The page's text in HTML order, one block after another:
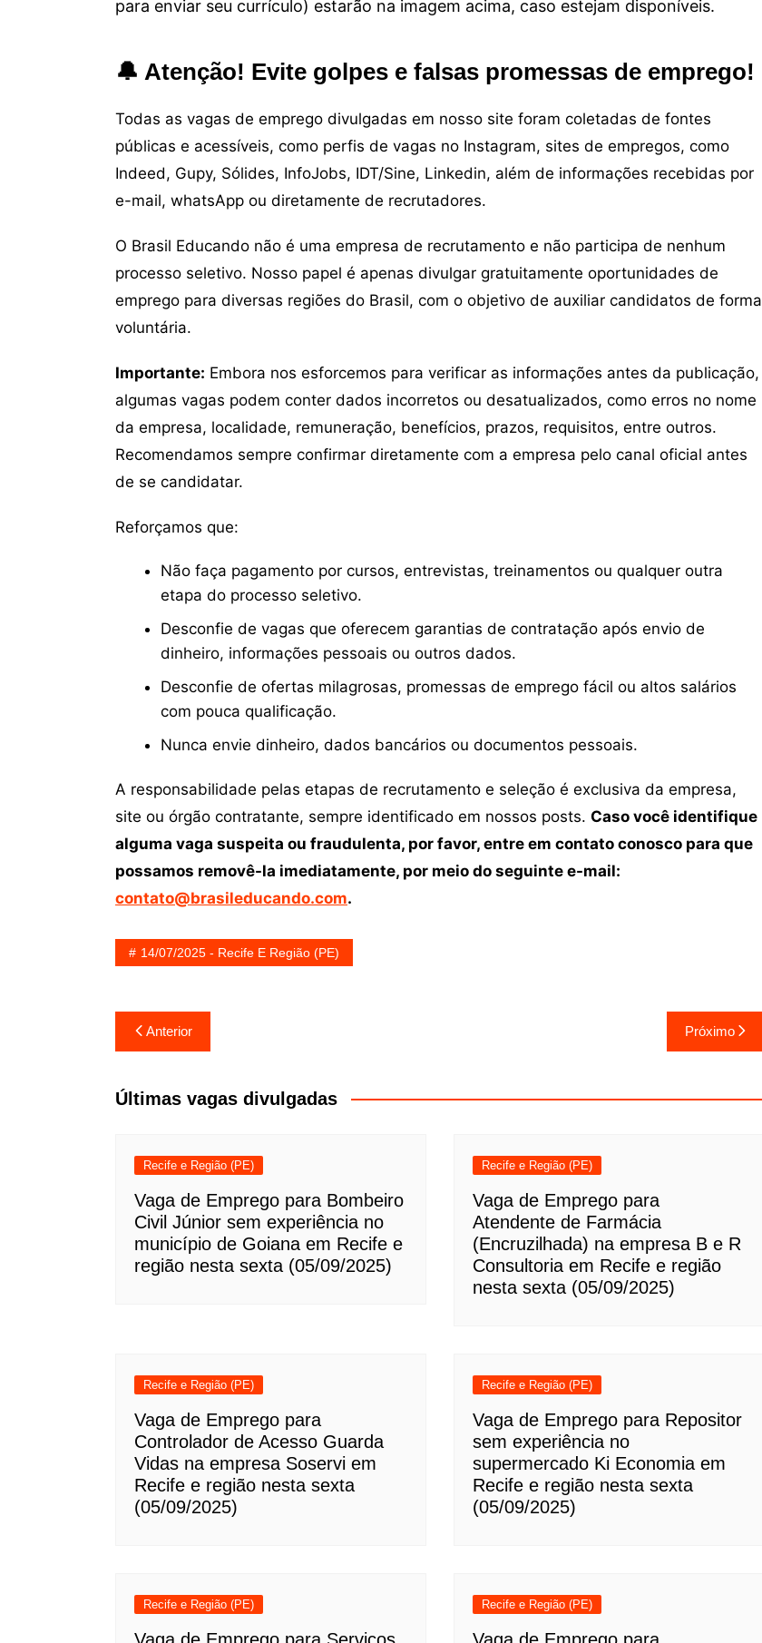
para enviar seu currículo) estarão na imagem acima, caso estejam disponíveis.
🔔 Atenção! Evite golpes e falsas promessas de emprego!
Todas as vagas de emprego divulgadas em nosso site foram coletadas de fontes
públicas e acessíveis, como perfis de vagas no Instagram, sites de empregos, como
Indeed, Gupy, Sólides, InfoJobs, IDT/Sine, Linkedin, além de informações recebidas por
e-mail, whatsApp ou diretamente de recrutadores.
O Brasil Educando não é uma empresa de recrutamento e não participa de nenhum
processo seletivo. Nosso papel é apenas divulgar gratuitamente oportunidades de
emprego para diversas regiões do Brasil, com o objetivo de auxiliar candidatos de forma
voluntária.
Importante: Embora nos esforcemos para verificar as informações antes da publicação,
algumas vagas podem conter dados incorretos ou desatualizados, como erros no nome
da empresa, localidade, remuneração, benefícios, prazos, requisitos, entre outros.
Recomendamos sempre confirmar diretamente com a empresa pelo canal oficial antes
de se candidatar.
Reforçamos que:
Não faça pagamento por cursos, entrevistas, treinamentos ou qualquer outra
etapa do processo seletivo.
Desconfie de vagas que oferecem garantias de contratação após envio de
dinheiro, informações pessoais ou outros dados.
Desconfie de ofertas milagrosas, promessas de emprego fácil ou altos salários
com pouca qualificação.
Nunca envie dinheiro, dados bancários ou documentos pessoais.
A responsabilidade pelas etapas de recrutamento e seleção é exclusiva da empresa,
site ou órgão contratante, sempre identificado em nossos posts. Caso você identifique
alguma vaga suspeita ou fraudulenta, por favor, entre em contato conosco para que
possamos removê-la imediatamente, por meio do seguinte e-mail:
contato@brasileducando.com.
14/07/2025 - Recife E Região (PE)
Navegação
de
Post
Anterior Próximo
Últimas vagas divulgadas
Recife e Região (PE)
Vaga de Emprego para Bombeiro
Civil Júnior sem experiência no
município de Goiana em Recife e
região nesta sexta (05/09/2025)
Recife e Região (PE)
Vaga de Emprego para
Atendente de Farmácia
(Encruzilhada) na empresa B e R
Consultoria em Recife e região
nesta sexta (05/09/2025)
Recife e Região (PE)
Vaga de Emprego para
Controlador de Acesso Guarda
Vidas na empresa Soservi em
Recife e região nesta sexta
(05/09/2025)
Recife e Região (PE)
Vaga de Emprego para Repositor
sem experiência no
supermercado Ki Economia em
Recife e região nesta sexta
(05/09/2025)
Recife e Região (PE) Recife e Região (PE)